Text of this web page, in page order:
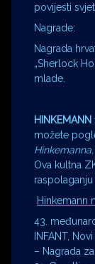
povijesti
Nagrade:
Nagrada
„Sherlock
mlade.
HINKEMANN
možete
Hinkemanna,
Ova kultna
Hinkemann
43.
INFANT,
– Nagrada